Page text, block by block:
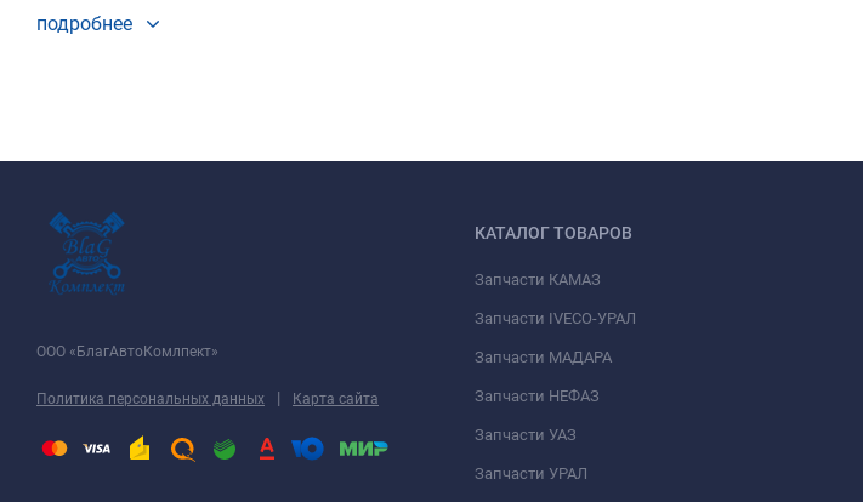
подробнее
ООО «БлагАвтоКомлпект»
Политика персональных данных | Карта сайта
КАТАЛОГ ТОВАРОВ
Запчасти КАМАЗ
Запчасти IVECO-УРАЛ
Запчасти МАДАРА
Запчасти НЕФАЗ
Запчасти УАЗ
Запчасти УРАЛ